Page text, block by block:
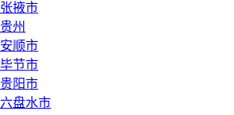
张掖市
贵州
安顺市
毕节市
贵阳市
六盘水市